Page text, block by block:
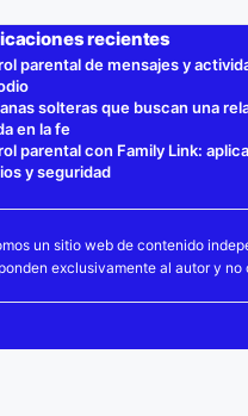
recientes
parental de mensajes y
solteras que buscan una
en la fe
parental con Family Link:
y seguridad
un sitio web de contenido
exclusivamente al autor y no